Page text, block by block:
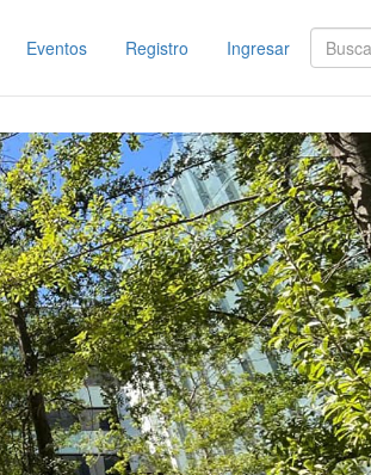
Eventos Registro Ingresar